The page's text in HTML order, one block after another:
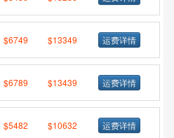
$6749 $13349 运费详情
$6789 $13439 运费详情
$5482 $10632 运费详情